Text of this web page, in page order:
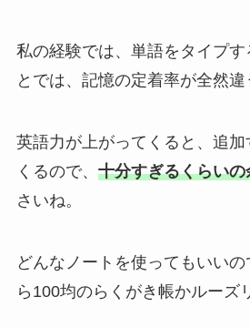
私の経験では、単語をタイプ
とでは、記憶の定着率が全然違
英語力が上がってくると、追加
くるので、 十分すぎるくらいの
さいね。
どんなノートを使ってもいい
ら100均のらくがき帳かルーズ